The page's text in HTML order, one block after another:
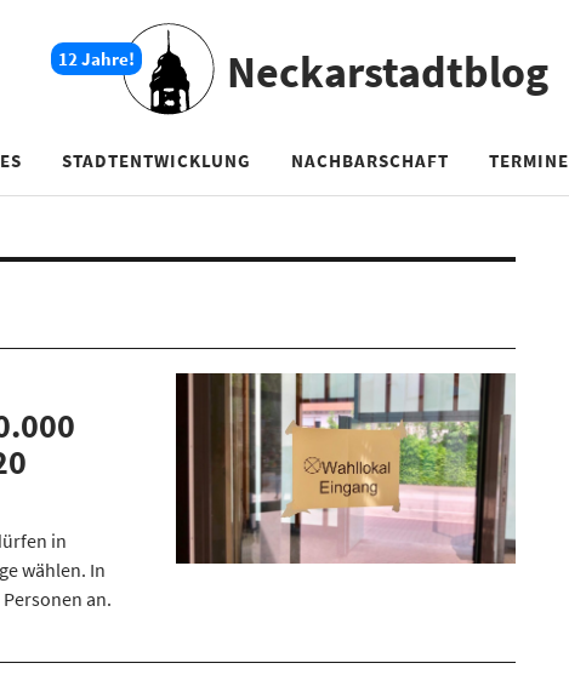
Neckarstadtblog
STADTENTWICKLUNG NACHBARSCHAFT TERMINE
in
wählen. In
an.